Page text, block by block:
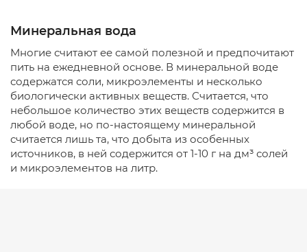
Минеральная вода
Многие считают ее самой полезной и предпочитают
пить на ежедневной основе. В минеральной воде
содержатся соли, микроэлементы и несколько
биологически активных веществ. Считается, что
небольшое количество этих веществ содержится в
любой воде, но по-настоящему минеральной
считается лишь та, что добыта из особенных
источников, в ней содержится от 1-10 г на дм³ солей
и микроэлементов на литр.